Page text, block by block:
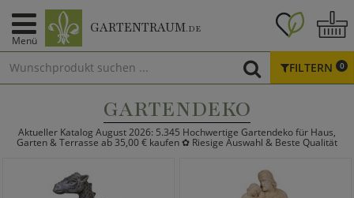
Menü
GARTENTRAUM.DE
FILTERN 0
GARTENDEKO
Aktueller Katalog August 2026: 5.345 Hochwertige Gartendeko für Haus,
Garten & Terrasse ab 35,00 € kaufen ✿ Riesige Auswahl & Beste Qualität